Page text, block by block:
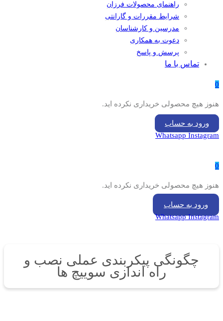
راهنمای محصولات فرزان
شرایط مقررات و گارانتی
مدرسین و کارشناسان
دعوت به همکاری
پرسش و پاسخ
تماس با ما
0
هنوز هیچ محصولی خریداری نکرده اید.
ورود به حساب
Whatsapp Instagram
0
هنوز هیچ محصولی خریداری نکرده اید.
ورود به حساب
Whatsapp Instagram
چگونگی پیکربندی عملی نصب و
راه اندازى سوييچ ها